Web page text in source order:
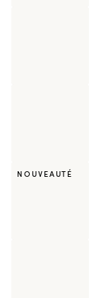
NOUVEAUTÉ